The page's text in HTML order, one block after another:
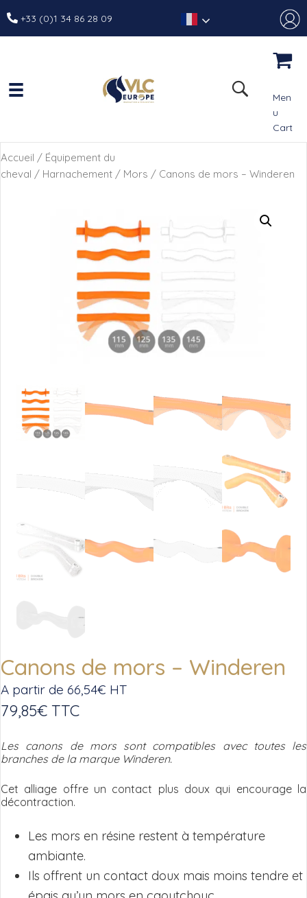
+33 (0)1 34 86 28 09
Men
u
Cart
Accueil / Équipement du
cheval / Harnachement / Mors / Canons de mors – Winderen
Canons de mors – Winderen
A partir de 66,54€ HT
79,85€ TTC
Les canons de mors sont compatibles avec toutes les
branches de la marque Winderen.
Cet alliage offre un contact plus doux qui encourage la
décontraction.
Les mors en résine restent à température
ambiante.
Ils offrent un contact doux mais moins tendre et